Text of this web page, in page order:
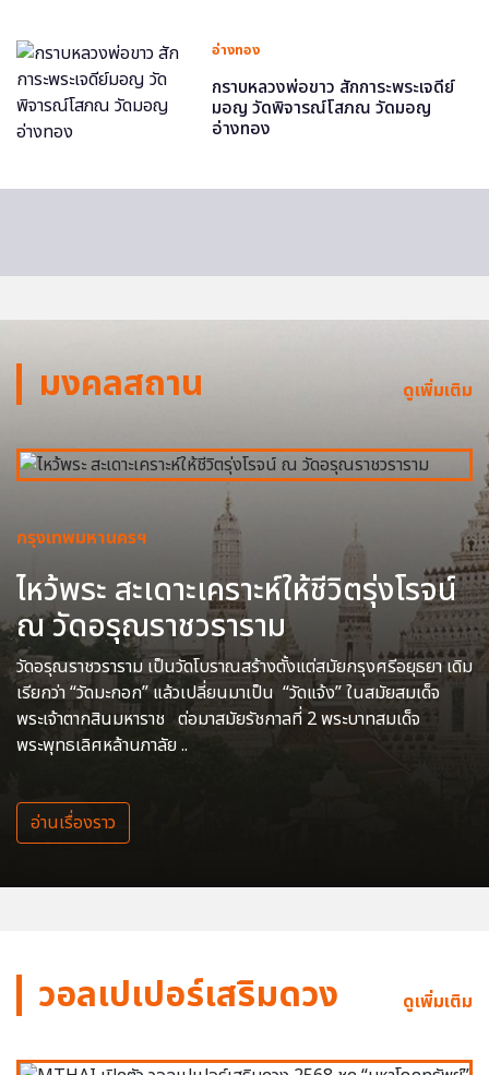
อ่างทอง
กราบหลวงพ่อขาว สักการะพระเจดีย์
มอญ วัดพิจารณ์โสภณ วัดมอญ
อ่างทอง
มงคลสถาน ดูเพิ่มเติม
กรุงเทพมหานครฯ
ไหว้พระ สะเดาะเคราะห์ให้ชีวิตรุ่งโรจน์
ณ วัดอรุณราชวราราม
วัดอรุณราชวราราม เป็นวัดโบราณสร้างตั้งแต่สมัยกรุงศรีอยุธยา เดิม
เรียกว่า “วัดมะกอก” แล้วเปลี่ยนมาเป็น “วัดแจ้ง” ในสมัยสมเด็จ
พระเจ้าตากสินมหาราช ต่อมาสมัยรัชกาลที่ 2 พระบาทสมเด็จ
พระพุทธเลิศหล้านภาลัย ..
อ่านเรื่องราว
วอลเปเปอร์เสริมดวง ดูเพิ่มเติม